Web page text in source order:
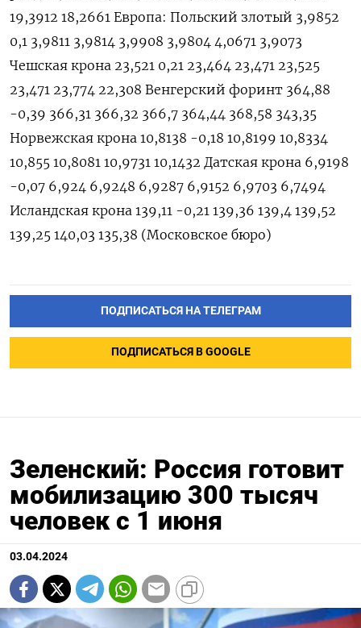
ПОДПИСАТЬСЯ НА ТЕЛЕГРАМ
ПОДПИСАТЬСЯ В GOOGLE
Зеленский: Россия готовит
мобилизацию 300 тысяч
человек с 1 июня
03.04.2024